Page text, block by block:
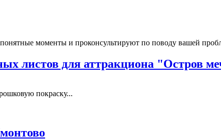
моменты и проконсультируют по поводу вашей
листов для аттракциона "Остров
покраску...